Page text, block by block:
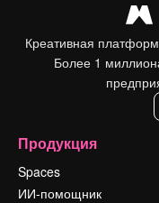
Креативная
Более 1
Продукция
Spaces
ИИ-помощник